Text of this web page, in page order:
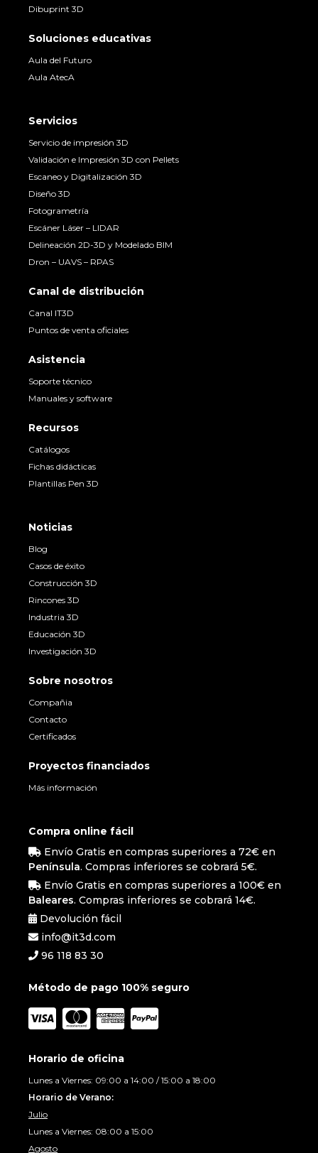
Dibuprint 3D
Soluciones educativas
Aula del Futuro
Aula AtecA
Servicios
Servicio de impresión 3D
Validación e Impresión 3D con Pellets
Escaneo y Digitalización 3D
Diseño 3D
Fotogrametría
Escáner Láser – LIDAR
Delineación 2D-3D y Modelado BIM
Dron – UAVS – RPAS
Canal de distribución
Canal IT3D
Puntos de venta oficiales
Asistencia
Soporte técnico
Manuales y software
Recursos
Catálogos
Fichas didácticas
Plantillas Pen 3D
Noticias
Blog
Casos de éxito
Construcción 3D
Rincones 3D
Industria 3D
Educación 3D
Investigación 3D
Sobre nosotros
Compañia
Contacto
Certificados
Proyectos financiados
Más información
Compra online fácil
Envío Gratis en compras superiores a 72€ en
Península. Compras inferiores se cobrará 5€.
Envío Gratis en compras superiores a 100€ en
Baleares. Compras inferiores se cobrará 14€.
Devolución fácil
info@it3d.com
96 118 83 30
Método de pago 100% seguro
Horario de oficina
Lunes a Viernes: 09:00 a 14:00 / 15:00 a 18:00
Horario de Verano:
Julio
Lunes a Viernes: 08:00 a 15:00
Agosto